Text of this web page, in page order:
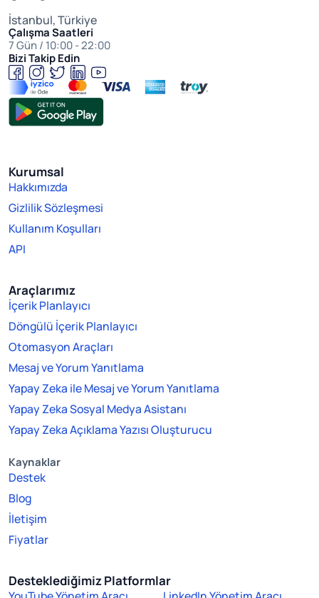
İstanbul, Türkiye
Çalışma Saatleri
7 Gün / 10:00 - 22:00
Bizi Takip Edin
Kurumsal
Hakkımızda
Gizlilik Sözleşmesi
Kullanım Koşulları
API
Araçlarımız
İçerik Planlayıcı
Döngülü İçerik Planlayıcı
Otomasyon Araçları
Mesaj ve Yorum Yanıtlama
Yapay Zeka ile Mesaj ve Yorum Yanıtlama
Yapay Zeka Sosyal Medya Asistanı
Yapay Zeka Açıklama Yazısı Oluşturucu
Kaynaklar
Destek
Blog
İletişim
Fiyatlar
Desteklediğimiz Platformlar